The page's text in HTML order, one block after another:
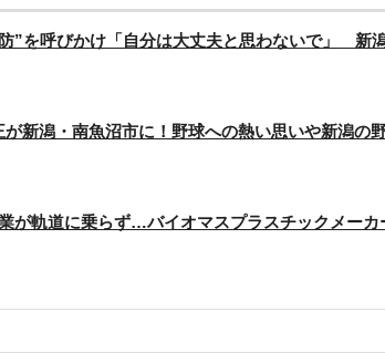
”を呼びかけ「自分は大丈夫と思わないで」 新
が新潟・南魚沼市に！野球への熱い思いや新潟の
が軌道に乗らず…バイオマスプラスチックメー